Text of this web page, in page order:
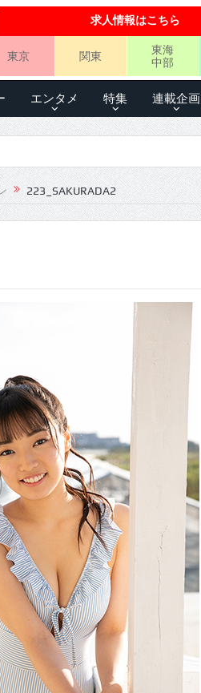
求人情報はこちら
東京 関東
東海
中部
エンタメ 特集 連載企画
223_SAKURADA2